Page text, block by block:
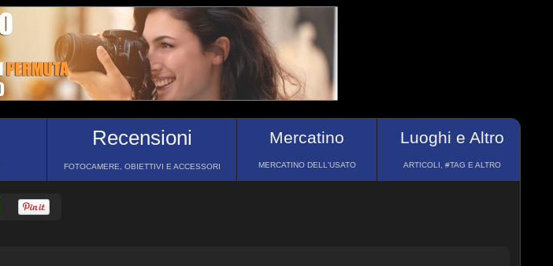
Recensioni
FOTOCAMERE, OBIETTIVI E ACCESSORI
Mercatino
MERCATINO DELL'USATO
Luoghi e Altro
ARTICOLI, #TAG E ALTRO